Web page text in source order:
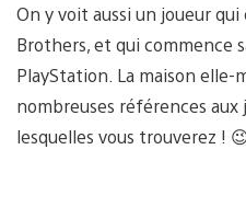
On y voit aussi un joueur qui
Brothers, et qui commence
PlayStation. La maison elle-
nombreuses références
lesquelles vous trouverez !